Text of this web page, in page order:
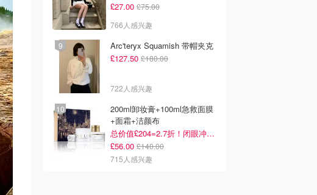
£27.00 £75.00
766人感兴趣
Arc'teryx Squamish 带帽夹克
£127.50 £180.00
722人感兴趣
200ml卸妆膏+100ml急救面膜
+面霜+洁颜布
总价值£204=2.7折！闭眼冲这套！
£56.00 £140.00
715人感兴趣